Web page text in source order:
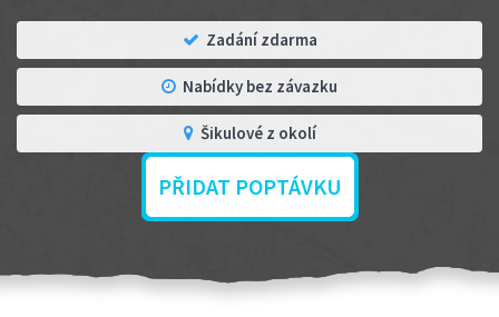
Zadání zdarma
Nabídky bez závazku
Šikulové z okolí
PŘIDAT POPTÁVKU